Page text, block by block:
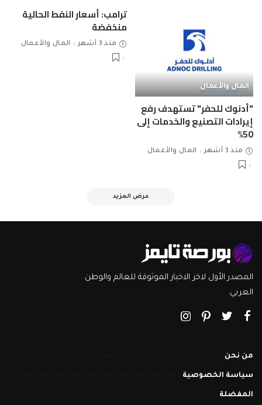
المال والأعمال
"أدنوك للحفر" تستهدف رفع
إيرادات التصنيع والخدمات إلى
50%
منذ 3 أشهر المال والأعمال
ترامب: أسعار النفط الحالية
منخفضة
منذ 3 أشهر المال والأعمال
عرض المزيد
المصدر الأول لاخر الاخبار الموثوقة للعالم والوطن
العربي.
من نحن
سياسة الخصوصية
المفضلة